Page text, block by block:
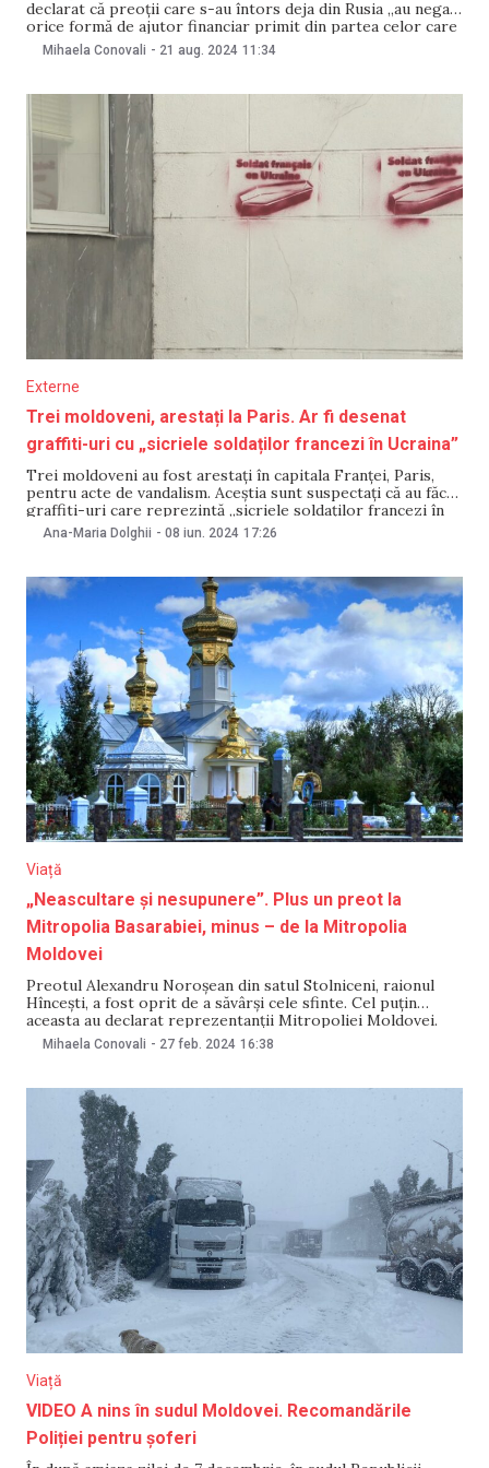
declarat că preoții care s-au întors deja din Rusia „au negat
orice formă de ajutor financiar primit din partea celor care
i-au găzduit”. Deși nu a comunicat detalii despre cei „care i-
au găzduit”, Mitropolia a ținut să menționeze că nu s-a
Mihaela Conovali - 21 aug. 2024 11:34
Externe
Trei moldoveni, arestați la Paris. Ar fi desenat
graffiti-uri cu „sicriele soldaților francezi în Ucraina”
Trei moldoveni au fost arestați în capitala Franței, Paris,
pentru acte de vandalism. Aceștia sunt suspectați că au făcut
graffiti-uri care reprezintă „sicriele soldaților francezi în
Ucraina”, transmite televiziunea franceză BFM. Ministerul
Afacerilor Externe (MAE) de la Chișinău a anunțat că
precizând că acestea
Ana-Maria Dolghii - 08 iun. 2024 17:26
Viață
„Neascultare şi nesupunere”. Plus un preot la
Mitropolia Basarabiei, minus – de la Mitropolia
Moldovei
Preotul Alexandru Noroșean din satul Stolniceni, raionul
Hîncești, a fost oprit de a săvârși cele sfinte. Cel puțin
aceasta au declarat reprezentanții Mitropoliei Moldovei.
Decizia ar fi fost luată „pentru neascultare şi nesupunere
faţă de Biserica – Mamă” dar și „trecerea sub ascultarea
Mihaela Conovali - 27 feb. 2024 16:38
Viață
VIDEO A nins în sudul Moldovei. Recomandările
Poliției pentru șoferi